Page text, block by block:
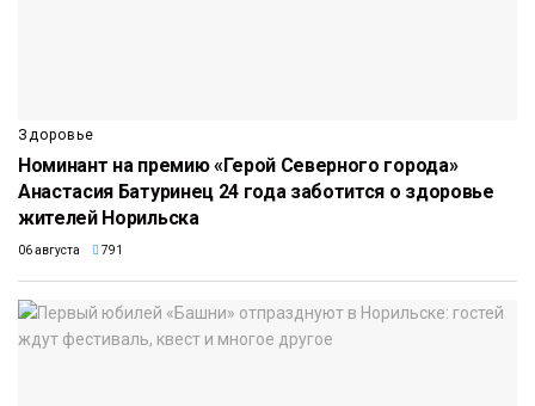
Здоровье
Номинант на премию «Герой Северного города»
Анастасия Батуринец 24 года заботится о здоровье
жителей Норильска
06 августа 791